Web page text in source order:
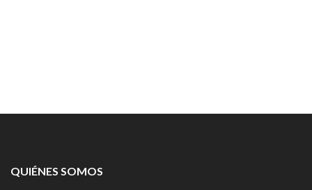
QUIÉNES SOMOS